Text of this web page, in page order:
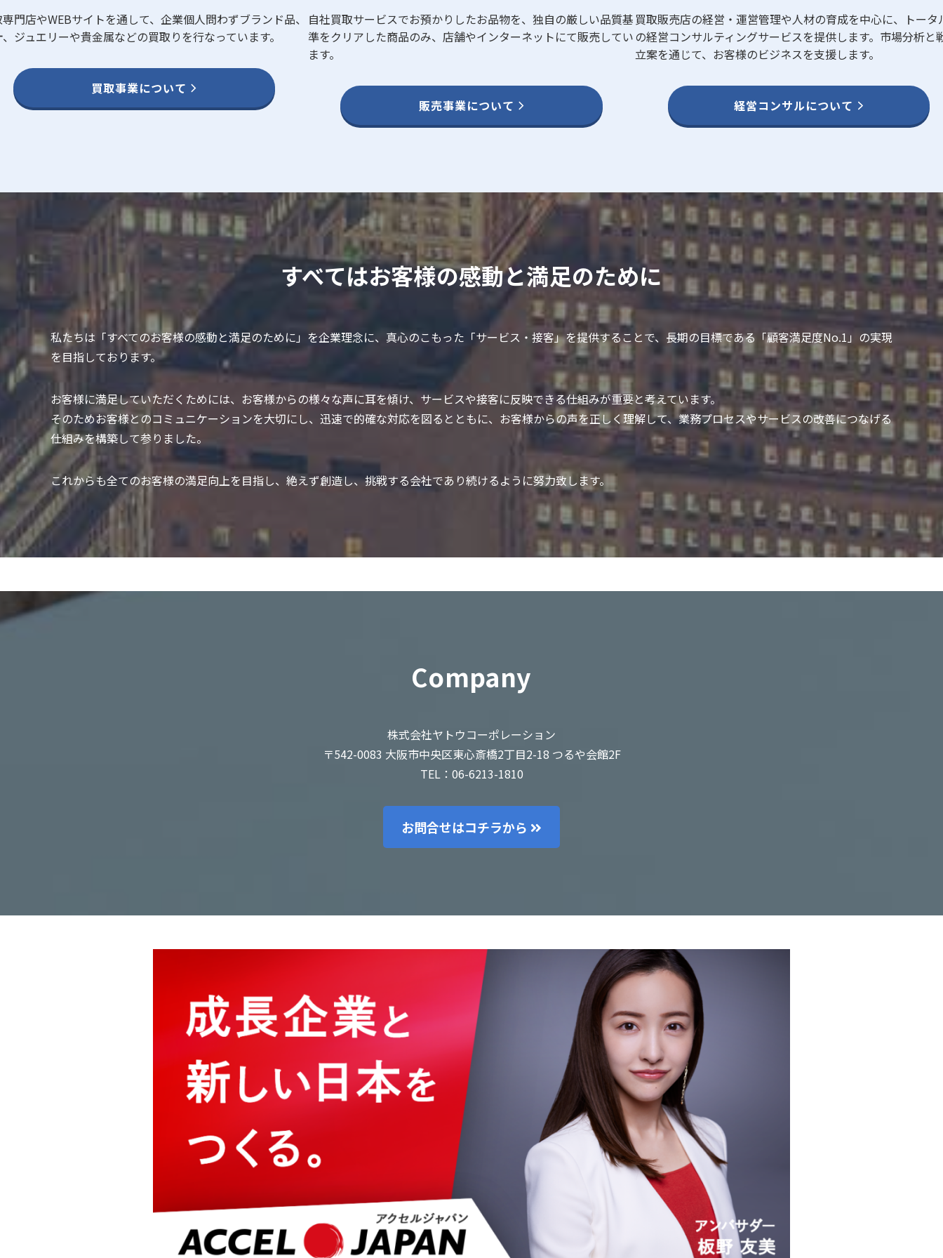
門店やWEBサイトを通して、企業個人問わずブランド品、
ジュエリーや貴金属などの買取りを行なっています。
買取事業について
自社買取サービスでお預かりしたお品物を、独自の厳しい品質基
準をクリアした商品のみ、店舗やインターネットにて販売してい
ます。
販売事業について
買取販売店の経営・運営管理や人材の育成を中心に、トータ
の経営コンサルティングサービスを提供します。市場分析と
立案を通じて、お客様のビジネスを支援します。
経営コンサルについて
すべてはお客様の感動と満足のために
私たちは「すべてのお客様の感動と満足のために」を企業理念に、真心のこもった「サービス・接客」を提供することで、長期の目標である「顧客満足度No.1」の実現
を目指しております。
お客様に満足していただくためには、お客様からの様々な声に耳を傾け、サービスや接客に反映できる仕組みが重要と考えています。
そのためお客様とのコミュニケーションを大切にし、迅速で的確な対応を図るとともに、お客様からの声を正しく理解して、業務プロセスやサービスの改善につなげる
仕組みを構築して参りました。
これからも全てのお客様の満足向上を目指し、絶えず創造し、挑戦する会社であり続けるように努力致します。
Company
株式会社ヤトウコーポレーション
〒542-0083 大阪市中央区東心斎橋2丁目2-18 つるや会館2F
TEL：06-6213-1810
お問合せはコチラから